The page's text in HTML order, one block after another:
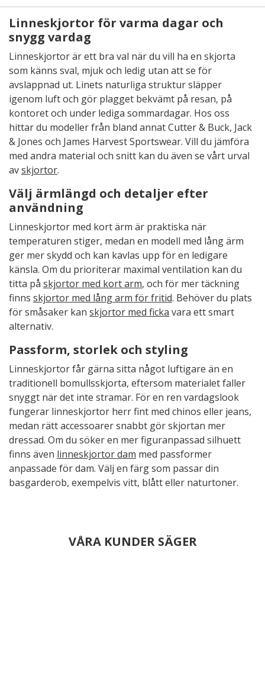
Linneskjortor för varma dagar och
snygg vardag
Linneskjortor är ett bra val när du vill ha en skjorta
som känns sval, mjuk och ledig utan att se för
avslappnad ut. Linets naturliga struktur släpper
igenom luft och gör plagget bekvämt på resan, på
kontoret och under lediga sommardagar. Hos oss
hittar du modeller från bland annat Cutter & Buck, Jack
& Jones och James Harvest Sportswear. Vill du jämföra
med andra material och snitt kan du även se vårt urval
avskjortor.
Välj ärmlängd och detaljer efter
användning
Linneskjortor med kort ärm är praktiska när
temperaturen stiger, medan en modell med lång ärm
ger mer skydd och kan kavlas upp för en ledigare
känsla. Om du prioriterar maximal ventilation kan du
titta på skjortor med kort arm, och för mer täckning
finns skjortor med lång arm för fritid. Behöver du plats
för småsaker kan skjortor med ficka vara ett smart
alternativ.
Passform, storlek och styling
Linneskjortor får gärna sitta något luftigare än en
traditionell bomullsskjorta, eftersom materialet faller
snyggt när det inte stramar. För en ren vardagslook
fungerar linneskjortor herr fint med chinos eller jeans,
medan rätt accessoarer snabbt gör skjortan mer
dressad. Om du söker en mer figuranpassad silhuett
finns även linneskjortor dam med passformer
anpassade för dam. Välj en färg som passar din
basgarderob, exempelvis vitt, blått eller naturtoner.
VÅRA KUNDER SÄGER